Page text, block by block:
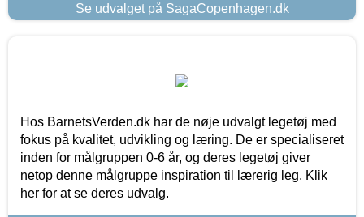
Se udvalget på SagaCopenhagen.dk
Hos BarnetsVerden.dk har de nøje udvalgt legetøj med
fokus på kvalitet, udvikling og læring. De er specialiseret
inden for målgruppen 0-6 år, og deres legetøj giver
netop denne målgruppe inspiration til lærerig leg. Klik
her for at se deres udvalg.